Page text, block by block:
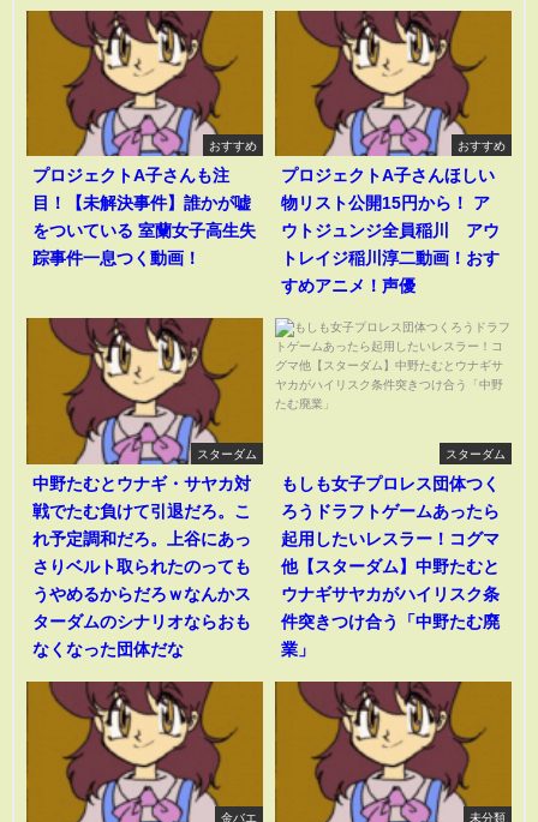
おすすめ
プロジェクトA子さんも注
目！【未解決事件】誰かが嘘
をついている 室蘭女子高生失
踪事件一息つく動画！
おすすめ
プロジェクトA子さんほしい
物リスト公開15円から！ ア
ウトジュンジ全員稲川 アウ
トレイジ稲川淳二動画！おす
すめアニメ！声優
スターダム
中野たむとウナギ・サヤカ対
戦でたむ負けて引退だろ。こ
れ予定調和だろ。上谷にあっ
さりベルト取られたのっても
うやめるからだろｗなんかス
ターダムのシナリオならおも
なくなった団体だな
スターダム
もしも女子プロレス団体つく
ろうドラフトゲームあったら
起用したいレスラー！コグマ
他【スターダム】中野たむと
ウナギサヤカがハイリスク条
件突きつけ合う「中野たむ廃
業」
金バエ 未分類